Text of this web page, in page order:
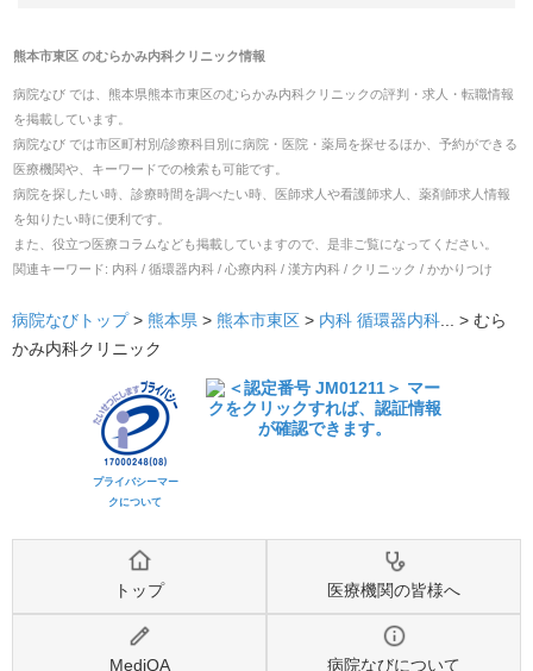
熊本市東区のむらかみ内科クリニック情報
病院なび では、 熊本県熊本市東区のむらかみ内科クリニックの評判・求人・転職情報
を掲載しています。
病院なび では市区町村別/診療科目別に病院・医院・薬局を探せるほか、予約ができる
医療機関や、キーワードでの検索も可能です。
病院を探したい時、診療時間を調べたい時、医師求人や看護師求人、薬剤師求人情報
を知りたい時に便利です。
また、役立つ医療コラムなども掲載していますので、是非ご覧になってください。
関連キーワード: 内科 / 循環器内科 / 心療内科 / 漢方内科 / クリニック / かかりつけ
病院なびトップ> 熊本県 > 熊本市東区 > 内科 循環器内科 ... > むら
かみ内科クリニック
プライバシーマー
クについて
トップ 医療機関の皆様へ
MediQA 病院なびについて